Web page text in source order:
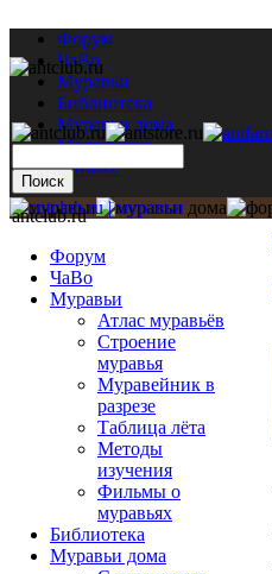
Форум
ЧаВо
Муравьи
Библиотека
Муравьи дома
Мастерская
Каталог
antclub.ru
Форум
ЧаВо
Муравьи
Атлас муравьёв
Строение
муравья
Муравейник в
разрезе
Таблица лёта
Методы
изучения
Фильмы о
муравьях
Библиотека
Муравьи дома